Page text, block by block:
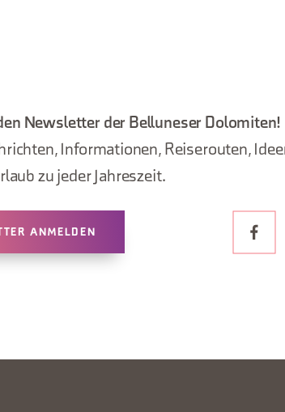
Newsletter der Belluneser Dolomiten!
Informationen, Reiserouten,
zu jeder Jahreszeit.
ANMELDEN